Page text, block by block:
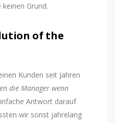
Grund.
of the
Kunden seit Jahren
die Manager wenn
Antwort darauf
wir sonst jahrelang